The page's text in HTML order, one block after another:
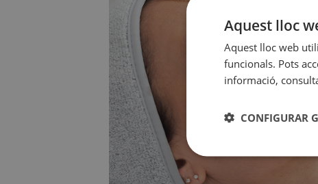
Aquest lloc
Aquest lloc web
funcionals. Pots
informació,
CONFIGURAR